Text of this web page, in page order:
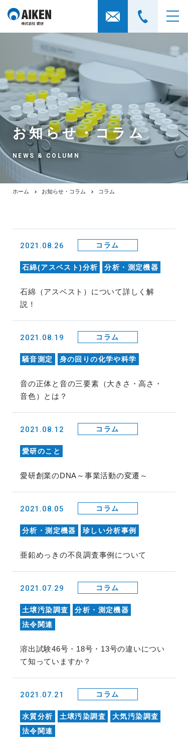
お知らせ・コラム
NEWS & COLUMN
ホーム お知らせ・コラム コラム
2021.08.26 コラム
石綿(アスベスト)分析 分析・測定機器
石綿（アスベスト）について詳しく解
説！
2021.08.19 コラム
騒音測定 身の回りの化学や科学
音の正体と音の三要素（大きさ・高さ・
音色）とは？
2021.08.12 コラム
愛研のこと
愛研創業のDNA～事業活動の変遷～
2021.08.05 コラム
分析・測定機器 珍しい分析事例
亜鉛めっきの不良調査事例について
2021.07.29 コラム
土壌汚染調査
分析・測定機器
法令関連
溶出試験46号・18号・13号の違いについ
て知っていますか？
2021.07.21 コラム
水質分析 土壌汚染調査
大気汚染調査
法令関連